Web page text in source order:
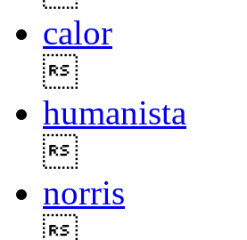
calor
humanista
norris